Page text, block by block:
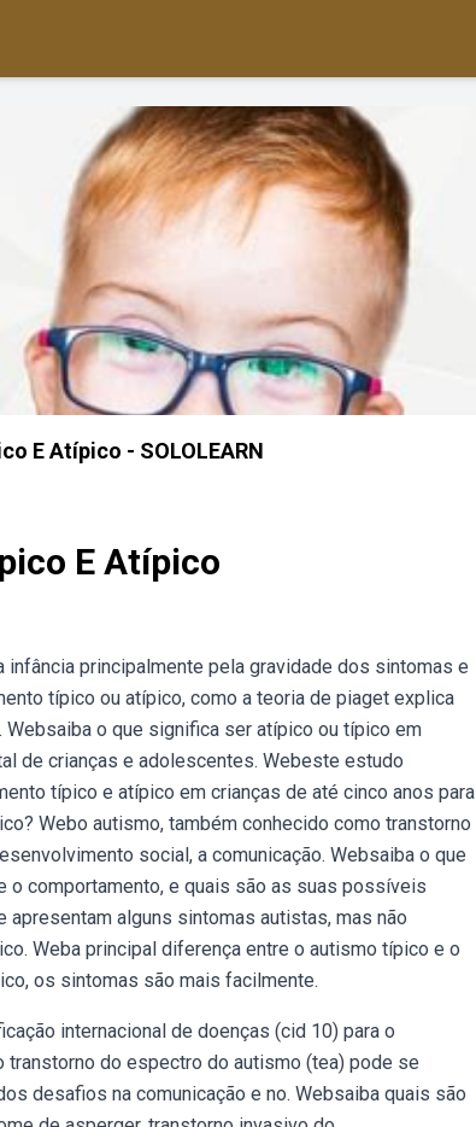
E Atípico - SOLOLEARN
E Atípico
principalmente pela gravidade dos sintomas e
típico ou atípico, como a teoria de piaget explica
o que significa ser atípico ou típico em
de crianças e adolescentes. Webeste estudo
típico e atípico em crianças de até cinco anos para
Webo autismo, também conhecido como transtorno
social, a comunicação. Websaiba o que
o comportamento, e quais são as suas possíveis
alguns sintomas autistas, mas não
Weba principal diferença entre o autismo típico e o
os sintomas são mais facilmente.
internacional de doenças (cid 10) para o
do espectro do autismo (tea) pode se
desafios na comunicação e no. Websaiba quais são